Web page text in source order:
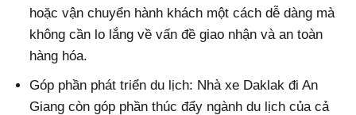
hoặc vận chuyển hành khách một cách dễ dàng mà
không cần lo lắng về vấn đề giao nhận và an toàn
hàng hóa.
Góp phần phát triển du lịch: Nhà xe Daklak đi An
Giang còn góp phần thúc đẩy ngành du lịch của cả